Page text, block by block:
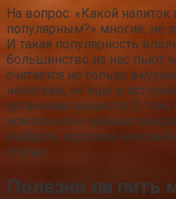
На вопрос: «Какой
популярным?» многие, не
И такая популярность
большинство из нас пьют
считается не только
напиткам, но еще и
организма веществ. О том,
компоненты чайных
выбрать хороший вкусный
статье.
Полезно ли пить